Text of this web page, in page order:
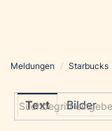
Grayling Agentur
Meldungen / Starbucks
Text Bilder